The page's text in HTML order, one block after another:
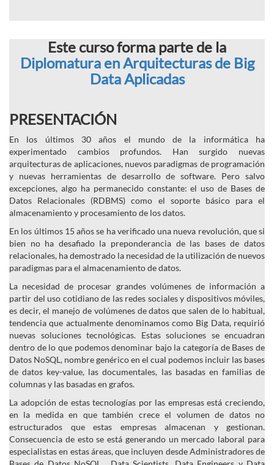
Este curso forma parte de la
Diplomatura en Arquitecturas de Big
Data Aplicadas
PRESENTACIÓN
En los últimos 30 años el mundo de la informática ha
experimentado cambios profundos. Han surgido nuevas
arquitecturas de aplicaciones, nuevos paradigmas de programación
y nuevas herramientas de desarrollo de software. Pero salvo
excepciones, algo ha permanecido constante: el uso de Bases de
Datos Relacionales (RDBMS) como el soporte básico para el
almacenamiento y procesamiento de los datos.
En los últimos 15 años se ha verificado una nueva revolución, que si
bien no ha desafiado la preponderancia de las bases de datos
relacionales, ha demostrado la necesidad de la utilización de nuevos
paradigmas para el almacenamiento de datos.
La necesidad de procesar grandes volúmenes de información a
partir del uso cotidiano de las redes sociales y dispositivos móviles,
es decir, el manejo de volúmenes de datos que salen de lo habitual,
tendencia que actualmente denominamos como Big Data, requirió
nuevas soluciones tecnológicas. Estas soluciones se encuadran
dentro de lo que podemos denominar bajo la categoría de Bases de
Datos NoSQL, nombre genérico en el cual podemos incluir las bases
de datos key-value, las documentales, las basadas en familias de
columnas y las basadas en grafos.
La adopción de estas tecnologías por las empresas está creciendo,
en la medida en que también crece el volumen de datos no
estructurados que estas empresas almacenan y gestionan.
Consecuencia de esto se está generando un mercado laboral para
especialistas en estas áreas, que incluyen desde Administradores de